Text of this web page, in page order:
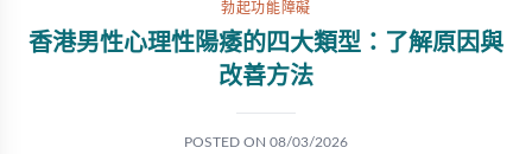
勃起功能障礙
香港男性心理性陽痿的四大類型：了解原因與
改善方法
POSTED ON 08/03/2026